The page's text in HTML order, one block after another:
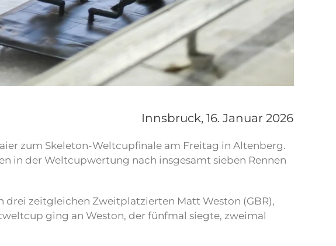
Innsbruck, 16. Januar 2026
zum Skeleton-Weltcupfinale am Freitag in Altenberg.
in der Weltcupwertung nach insgesamt sieben Rennen
drei zeitgleichen Zweitplatzierten Matt Weston (GBR),
ging an Weston, der fünfmal siegte, zweimal